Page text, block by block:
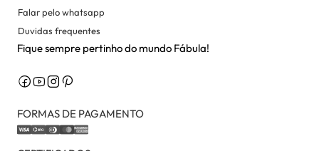
Falar pelo whatsapp
Duvidas frequentes
Fique sempre pertinho do mundo Fábula!
FORMAS DE PAGAMENTO